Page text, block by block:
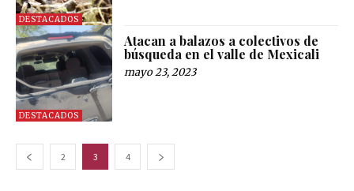
DESTACADOS
DESTACADOS
Atacan a balazos a colectivos de
búsqueda en el valle de Mexicali
mayo 23, 2023
2 3 4